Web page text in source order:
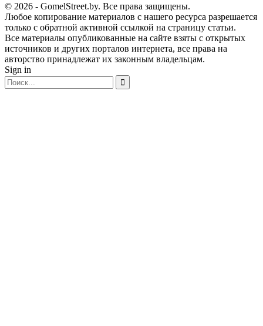
© 2026 - GomelStreet.by. Все права защищены.
Любое копирование материалов с нашего ресурса разрешается
только с обратной активной ссылкой на страницу статьи.
Все материалы опубликованные на сайте взяты с открытых
источников и других порталов интернета, все права на
авторство принадлежат их законным владельцам.
Sign in